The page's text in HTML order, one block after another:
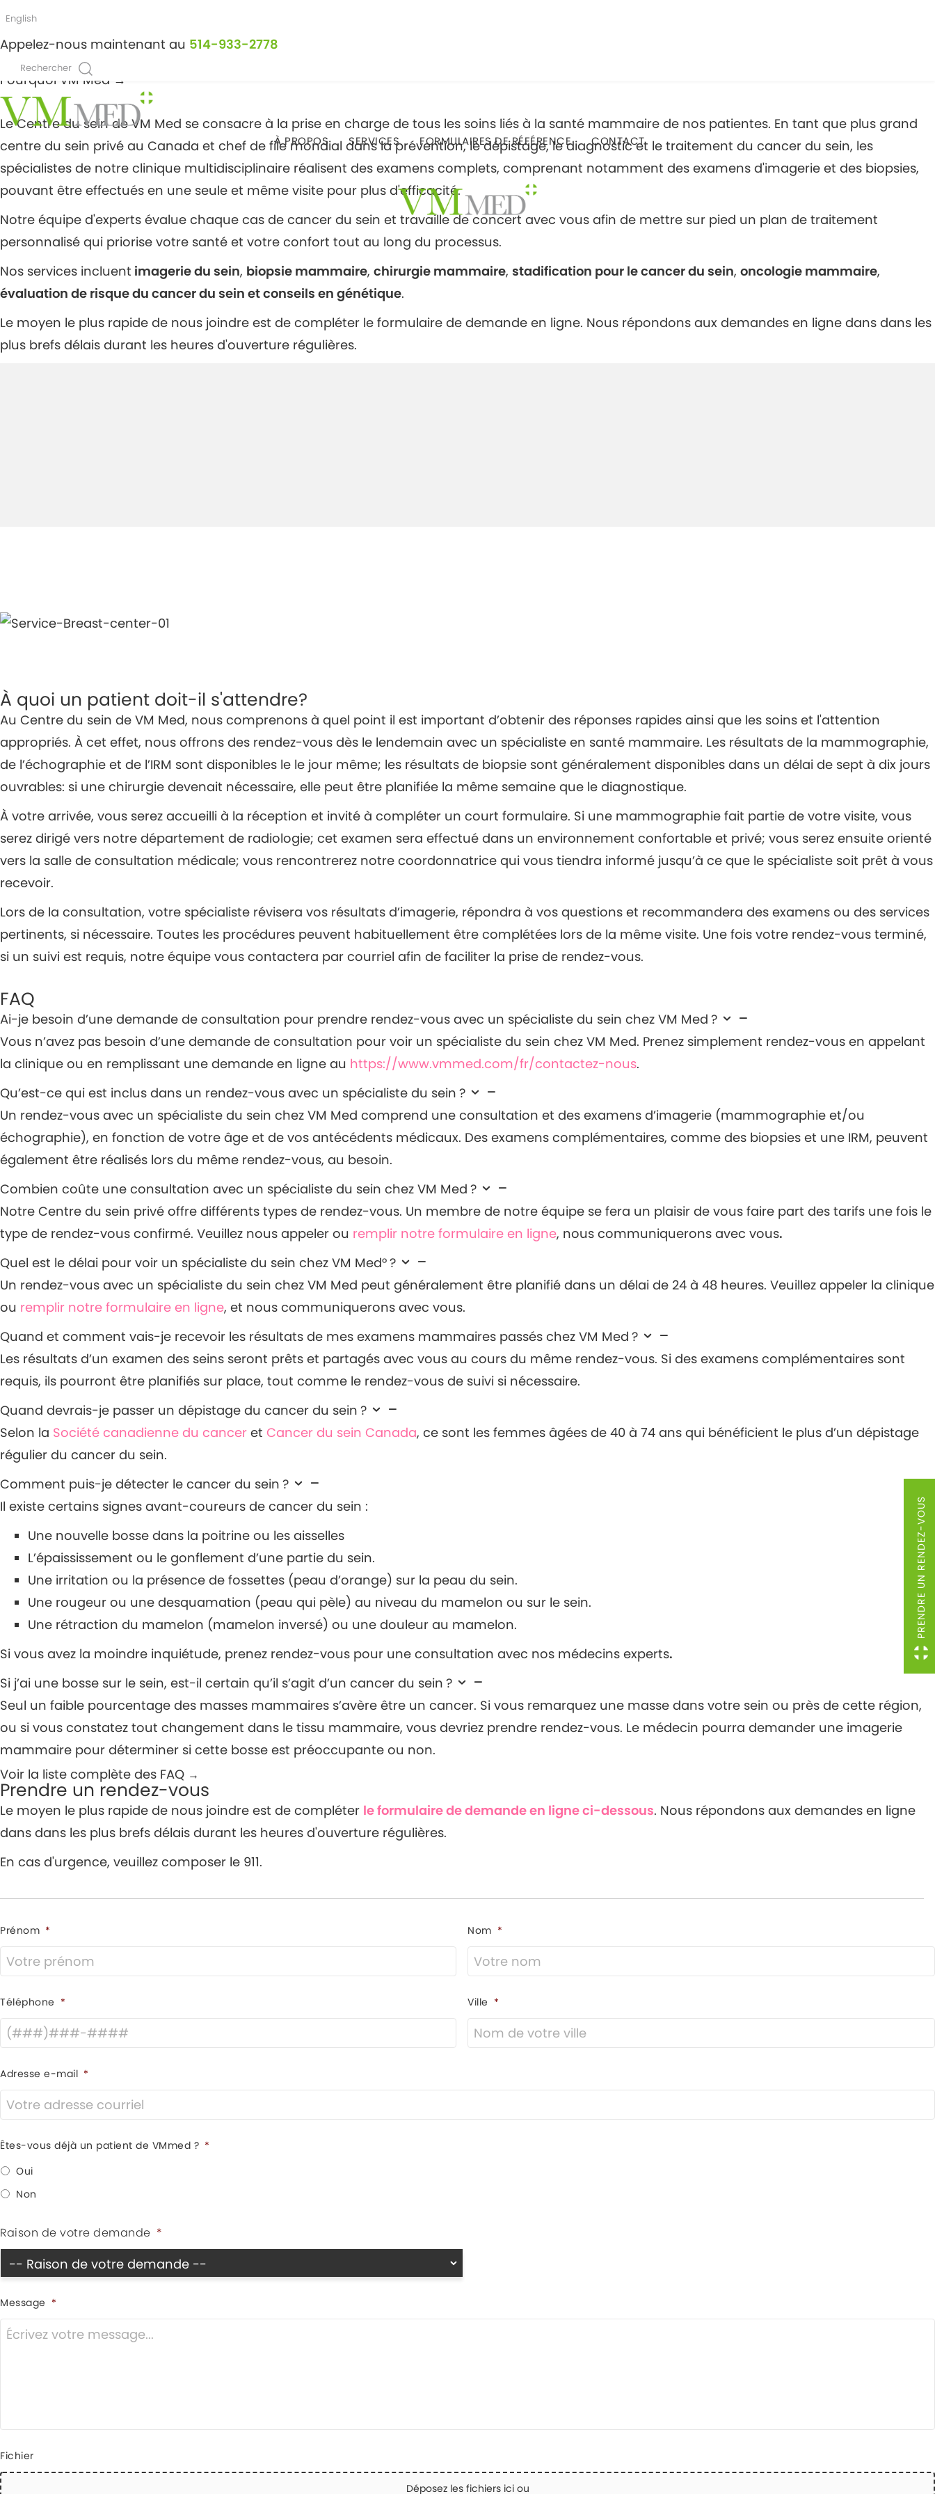
English
Appelez-nous maintenant au 514-933-2778
Rechercher
À PROPOS SERVICES FORMULAIRES DE RÉFÉRENCE CONTACT
Qu'est-ce que le Centre du sein?
À quoi s'attendre→
Pourquoi VM Med →
PRENDRE UN RENDEZ-VOUS
Le Centre du sein de VM Med se consacre à la prise en charge de tous les soins liés à la santé mammaire de nos patientes. En tant que plus grand
centre du sein privé au Canada et chef de file mondial dans la prévention, le dépistage, le diagnostic et le traitement du cancer du sein, les
spécialistes de notre clinique multidisciplinaire réalisent des examens complets, comprenant notamment des examens d'imagerie et des biopsies,
pouvant être effectués en une seule et même visite pour plus d'efficacité.
Notre équipe d'experts évalue chaque cas de cancer du sein et travaille de concert avec vous afin de mettre sur pied un plan de traitement
personnalisé qui priorise votre santé et votre confort tout au long du processus.
Nos services incluent imagerie du sein, biopsie mammaire, chirurgie mammaire, stadification pour le cancer du sein, oncologie mammaire,
évaluation de risque du cancer du sein et conseils en génétique.
Le moyen le plus rapide de nous joindre est de compléter le formulaire de demande en ligne. Nous répondons aux demandes en ligne dans dans les
plus brefs délais durant les heures d'ouverture régulières.
À quoi un patient doit-il s'attendre?
Au Centre du sein de VM Med, nous comprenons à quel point il est important d’obtenir des réponses rapides ainsi que les soins et l'attention
appropriés. À cet effet, nous offrons des rendez-vous dès le lendemain avec un spécialiste en santé mammaire. Les résultats de la mammographie,
de l’échographie et de l’IRM sont disponibles le le jour même; les résultats de biopsie sont généralement disponibles dans un délai de sept à dix jours
ouvrables: si une chirurgie devenait nécessaire, elle peut être planifiée la même semaine que le diagnostique.
À votre arrivée, vous serez accueilli à la réception et invité à compléter un court formulaire. Si une mammographie fait partie de votre visite, vous
serez dirigé vers notre département de radiologie; cet examen sera effectué dans un environnement confortable et privé; vous serez ensuite orienté
vers la salle de consultation médicale; vous rencontrerez notre coordonnatrice qui vous tiendra informé jusqu’à ce que le spécialiste soit prêt à vous
recevoir.
Lors de la consultation, votre spécialiste révisera vos résultats d’imagerie, répondra à vos questions et recommandera des examens ou des services
pertinents, si nécessaire. Toutes les procédures peuvent habituellement être complétées lors de la même visite. Une fois votre rendez-vous terminé,
si un suivi est requis, notre équipe vous contactera par courriel afin de faciliter la prise de rendez-vous.
FAQ
Ai-je besoin d’une demande de consultation pour prendre rendez-vous avec un spécialiste du sein chez VM Med ?
Vous n’avez pas besoin d’une demande de consultation pour voir un spécialiste du sein chez VM Med. Prenez simplement rendez-vous en appelant
la clinique ou en remplissant une demande en ligne au https://www.vmmed.com/fr/contactez-nous.
Qu’est-ce qui est inclus dans un rendez-vous avec un spécialiste du sein ?
Un rendez-vous avec un spécialiste du sein chez VM Med comprend une consultation et des examens d’imagerie (mammographie et/ou
échographie), en fonction de votre âge et de vos antécédents médicaux. Des examens complémentaires, comme des biopsies et une IRM, peuvent
également être réalisés lors du même rendez-vous, au besoin.
Combien coûte une consultation avec un spécialiste du sein chez VM Med ?
Notre Centre du sein privé offre différents types de rendez-vous. Un membre de notre équipe se fera un plaisir de vous faire part des tarifs une fois le
type de rendez-vous confirmé. Veuillez nous appeler ou remplir notre formulaire en ligne, nous communiquerons avec vous.
Quel est le délai pour voir un spécialiste du sein chez VM Med° ?
Un rendez-vous avec un spécialiste du sein chez VM Med peut généralement être planifié dans un délai de 24 à 48 heures. Veuillez appeler la clinique
ou remplir notre formulaire en ligne, et nous communiquerons avec vous.
Quand et comment vais-je recevoir les résultats de mes examens mammaires passés chez VM Med ?
Les résultats d’un examen des seins seront prêts et partagés avec vous au cours du même rendez-vous. Si des examens complémentaires sont
requis, ils pourront être planifiés sur place, tout comme le rendez-vous de suivi si nécessaire.
Quand devrais-je passer un dépistage du cancer du sein ?
Selon la Société canadienne du cancer et Cancer du sein Canada, ce sont les femmes âgées de 40 à 74 ans qui bénéficient le plus d’un dépistage
régulier du cancer du sein.
Comment puis-je détecter le cancer du sein ?
Il existe certains signes avant-coureurs de cancer du sein :
Une nouvelle bosse dans la poitrine ou les aisselles
L’épaississement ou le gonflement d’une partie du sein.
Une irritation ou la présence de fossettes (peau d’orange) sur la peau du sein.
Une rougeur ou une desquamation (peau qui pèle) au niveau du mamelon ou sur le sein.
Une rétraction du mamelon (mamelon inversé) ou une douleur au mamelon.
Si vous avez la moindre inquiétude, prenez rendez-vous pour une consultation avec nos médecins experts.
Si j’ai une bosse sur le sein, est-il certain qu’il s’agit d’un cancer du sein ?
Seul un faible pourcentage des masses mammaires s’avère être un cancer. Si vous remarquez une masse dans votre sein ou près de cette région,
ou si vous constatez tout changement dans le tissu mammaire, vous devriez prendre rendez-vous. Le médecin pourra demander une imagerie
mammaire pour déterminer si cette bosse est préoccupante ou non.
Voir la liste complète des FAQ →
Prendre un rendez-vous
Le moyen le plus rapide de nous joindre est de compléter le formulaire de demande en ligne ci-dessous. Nous répondons aux demandes en ligne
dans dans les plus brefs délais durant les heures d'ouverture régulières.
En cas d'urgence, veuillez composer le 911.
Prénom * Nom *
Téléphone * Ville *
Adresse e-mail *
Êtes-vous déjà un patient de VMmed ? *
Oui
Non
Raison de votre demande *
Message *
Fichier
Déposez les fichiers ici ou
PRENDRE UN RENDEZ-VOUS